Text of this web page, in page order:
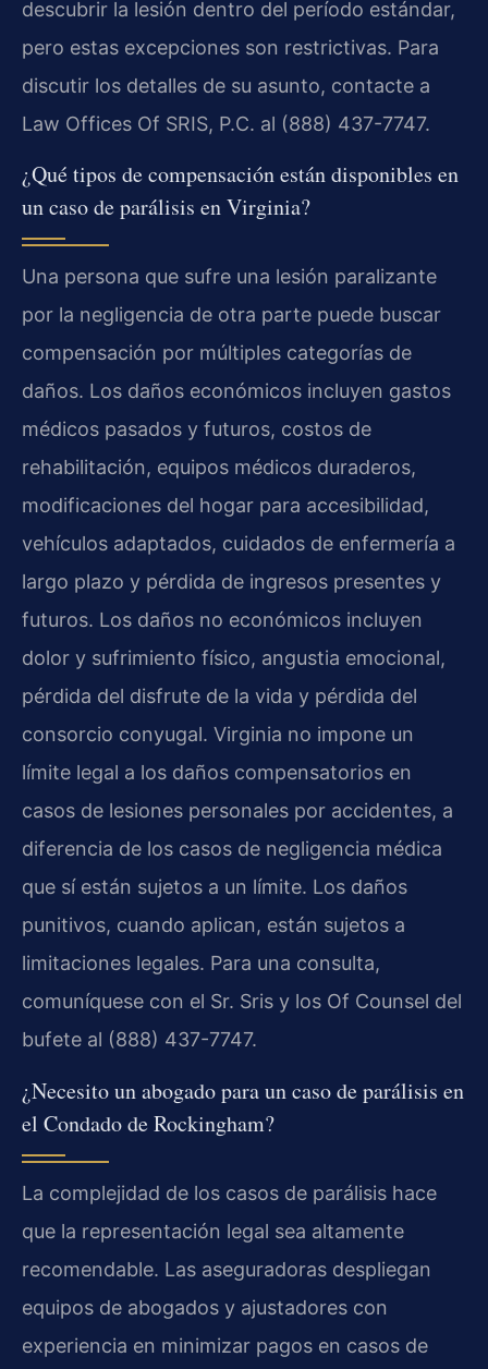
descubrir la lesión dentro del período estándar,
pero estas excepciones son restrictivas. Para
discutir los detalles de su asunto, contacte a
Law Offices Of SRIS, P.C. al (888) 437-7747.
¿Qué tipos de compensación están disponibles en
un caso de parálisis en Virginia?
Una persona que sufre una lesión paralizante
por la negligencia de otra parte puede buscar
compensación por múltiples categorías de
daños. Los daños económicos incluyen gastos
médicos pasados y futuros, costos de
rehabilitación, equipos médicos duraderos,
modificaciones del hogar para accesibilidad,
vehículos adaptados, cuidados de enfermería a
largo plazo y pérdida de ingresos presentes y
futuros. Los daños no económicos incluyen
dolor y sufrimiento físico, angustia emocional,
pérdida del disfrute de la vida y pérdida del
consorcio conyugal. Virginia no impone un
límite legal a los daños compensatorios en
casos de lesiones personales por accidentes, a
diferencia de los casos de negligencia médica
que sí están sujetos a un límite. Los daños
punitivos, cuando aplican, están sujetos a
limitaciones legales. Para una consulta,
comuníquese con el Sr. Sris y los Of Counsel del
bufete al (888) 437-7747.
¿Necesito un abogado para un caso de parálisis en
el Condado de Rockingham?
La complejidad de los casos de parálisis hace
que la representación legal sea altamente
recomendable. Las aseguradoras despliegan
equipos de abogados y ajustadores con
experiencia en minimizar pagos en casos de